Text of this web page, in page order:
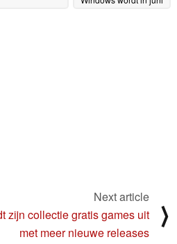
Next article
zijn collectie gratis games uit
met meer nieuwe releases
⟩